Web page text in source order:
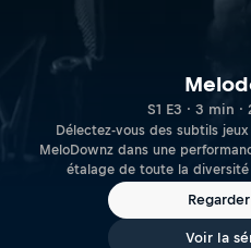
S1 E3 · 3 min ·
Délectez-vous des subtils
MeloDownz dans une
étalage de toute la
Voir la